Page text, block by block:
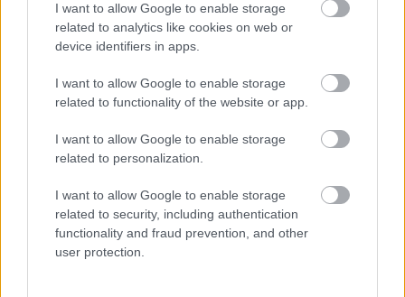
I want to allow Google to enable storage
related to analytics like cookies on web or
device identifiers in apps.
I want to allow Google to enable storage
related to functionality of the website or app.
I want to allow Google to enable storage
related to personalization.
I want to allow Google to enable storage
related to security, including authentication
functionality and fraud prevention, and other
user protection.
https://kulturpart.hu/api/trackback/id/15901664
Kommentek:
értelmében felhasználói tartalomnak
szolgáltatás technikai
üzemeltetője semmilyen felelősséget
nem vállal, azokat nem ellenőrzi. Kifogás esetén forduljon a blog szerkesztőjéhez.